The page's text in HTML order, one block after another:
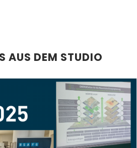
AUS DEM STUDIO